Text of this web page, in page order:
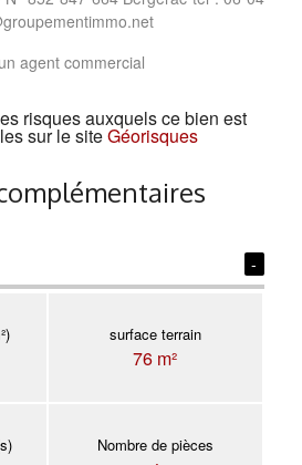
agent commercial
risques auxquels ce bien est
sur le siteGéorisques
-
surface terrain
76 m²
Nombre de pièces